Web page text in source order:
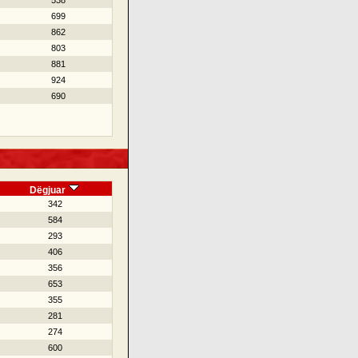
699
862
803
881
924
690
Dëgjuar
342
584
293
406
356
653
355
281
274
600